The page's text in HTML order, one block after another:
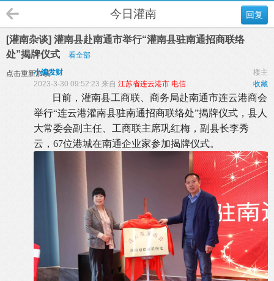
回复
今日灌南
[灌南杂谈] 灌南县赴南通市举行“灌南县驻南通招商联络
处”揭牌仪式
看全部
点击重新加载 楼主
小编发财
收藏
2023-3-30 09:52:23 来自 江苏省连云港市 电信
日前，灌南县工商联、商务局赴南通市连云港商会
举行“连云港灌南县驻南通招商联络处”揭牌仪式，县人
大常委会副主任、工商联主席巩红梅，副县长李秀
云，67位港城在南通企业家参加揭牌仪式。